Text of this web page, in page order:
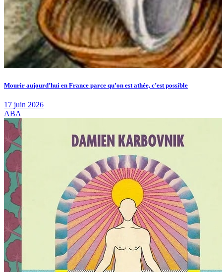
Mourir aujourd’hui en France parce qu’on est athée, c’est possible
17 juin 2026
ABA